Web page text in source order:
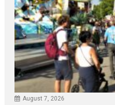
August 7, 2026